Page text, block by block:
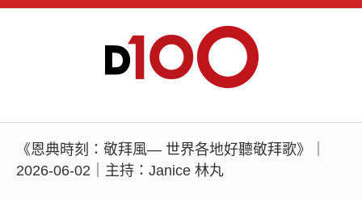
《恩典時刻：敬拜風— 世界各地好聽敬拜歌》｜
2026-06-02｜主持：Janice 林丸